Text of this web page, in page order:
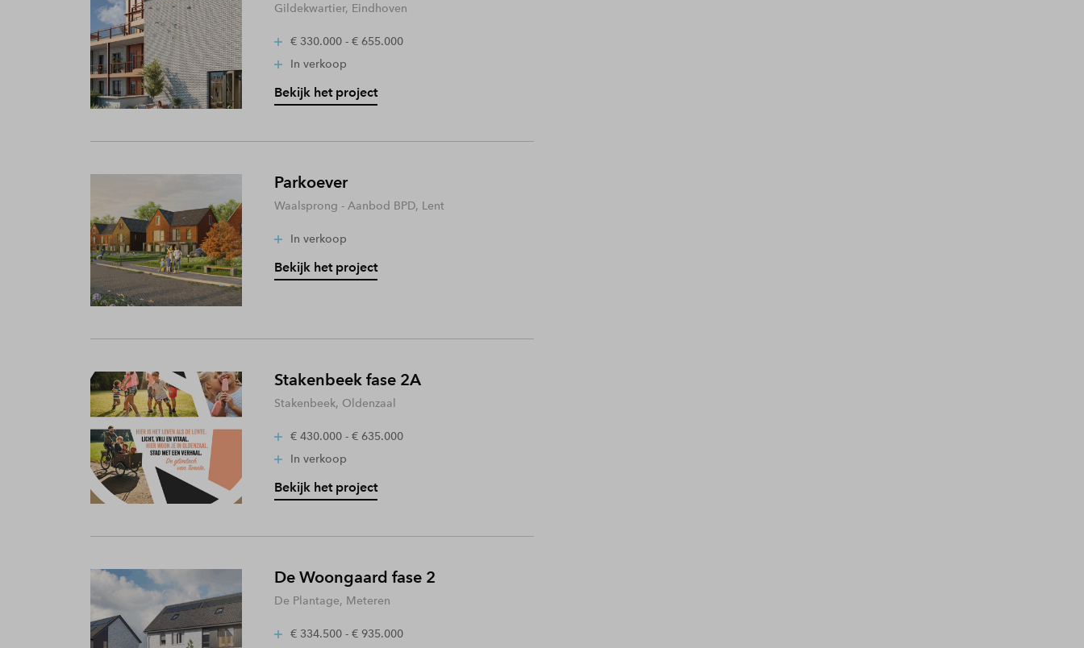
Gildekwartier, Eindhoven
€ 330.000 - € 655.000
In verkoop
Bekijk het project
Parkoever
Waalsprong - Aanbod BPD, Lent
In verkoop
Bekijk het project
Stakenbeek fase 2A
Stakenbeek, Oldenzaal
€ 430.000 - € 635.000
In verkoop
Bekijk het project
De Woongaard fase 2
De Plantage, Meteren
€ 334.500 - € 935.000